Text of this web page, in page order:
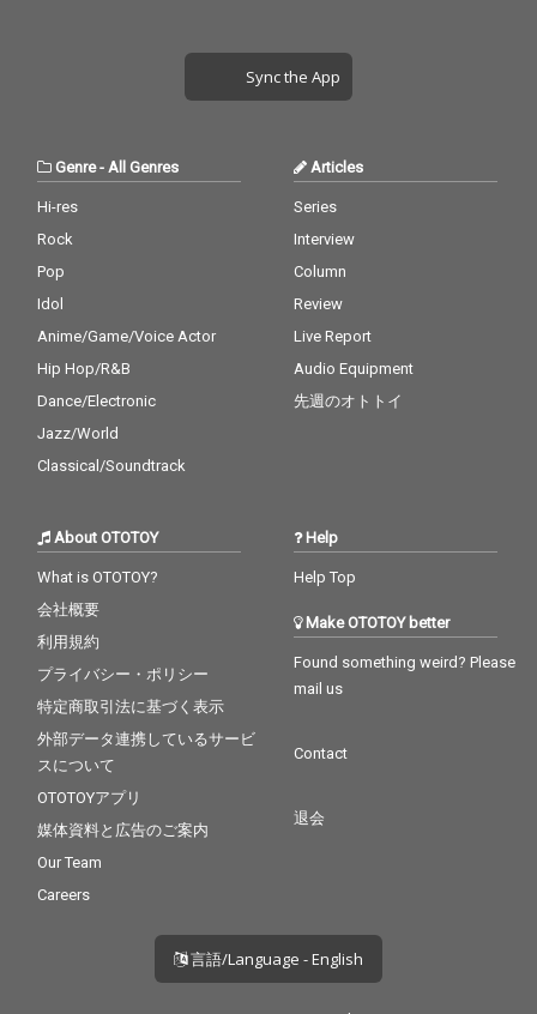
Sync the App
Genre- All Genres
Hi-res
Rock
Pop
Idol
Anime/Game/Voice Actor
Hip Hop/R&B
Dance/Electronic
Jazz/World
Classical/Soundtrack
Articles
Series
Interview
Column
Review
Live Report
Audio Equipment
先週のオトトイ
About OTOTOY
What is OTOTOY?
会社概要
利用規約
プライバシー・ポリシー
特定商取引法に基づく表示
外部データ連携しているサービ
スについて
OTOTOYアプリ
媒体資料と広告のご案内
Our Team
Careers
Help
Help Top
Make OTOTOY better
Found something weird? Please
mail us
Contact
退会
言語/Language - English